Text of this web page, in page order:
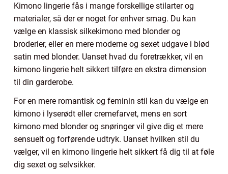
Kimono lingerie fås i mange forskellige stilarter og
materialer, så der er noget for enhver smag. Du kan
vælge en klassisk silkekimono med blonder og
broderier, eller en mere moderne og sexet udgave i blød
satin med blonder. Uanset hvad du foretrækker, vil en
kimono lingerie helt sikkert tilføre en ekstra dimension
til din garderobe.
For en mere romantisk og feminin stil kan du vælge en
kimono i lyserødt eller cremefarvet, mens en sort
kimono med blonder og snøringer vil give dig et mere
sensuelt og forførende udtryk. Uanset hvilken stil du
vælger, vil en kimono lingerie helt sikkert få dig til at føle
dig sexet og selvsikker.